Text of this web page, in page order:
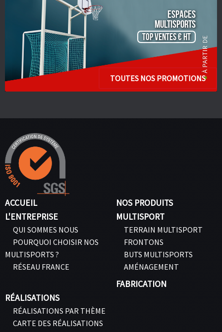
ESPACES
Multisports
TOP VENTES € HT
TOUTES NOS PROMOTIONS
ACCUEIL
L'ENTREPRISE
QUI SOMMES NOUS
POURQUOI CHOISIR NOS
MULTISPORTS ?
RÉSEAU FRANCE
NOS PRODUITS
MULTISPORT
TERRAIN MULTISPORT
FRONTONS
BUTS MULTISPORTS
AMÉNAGEMENT
FABRICATION
RÉALISATIONS
RÉALISATIONS PAR THÈME
CARTE DES RÉALISATIONS